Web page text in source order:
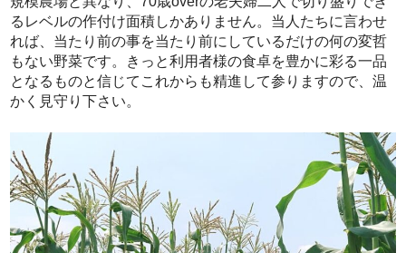
るレベルの作付け面積しかありません。当人たちに言わせ
れば、当たり前の事を当たり前にしているだけの何の変哲
もない野菜です。きっと利用者様の食卓を豊かに彩る一品
となるものと信じてこれからも精進して参りますので、温
かく見守り下さい。